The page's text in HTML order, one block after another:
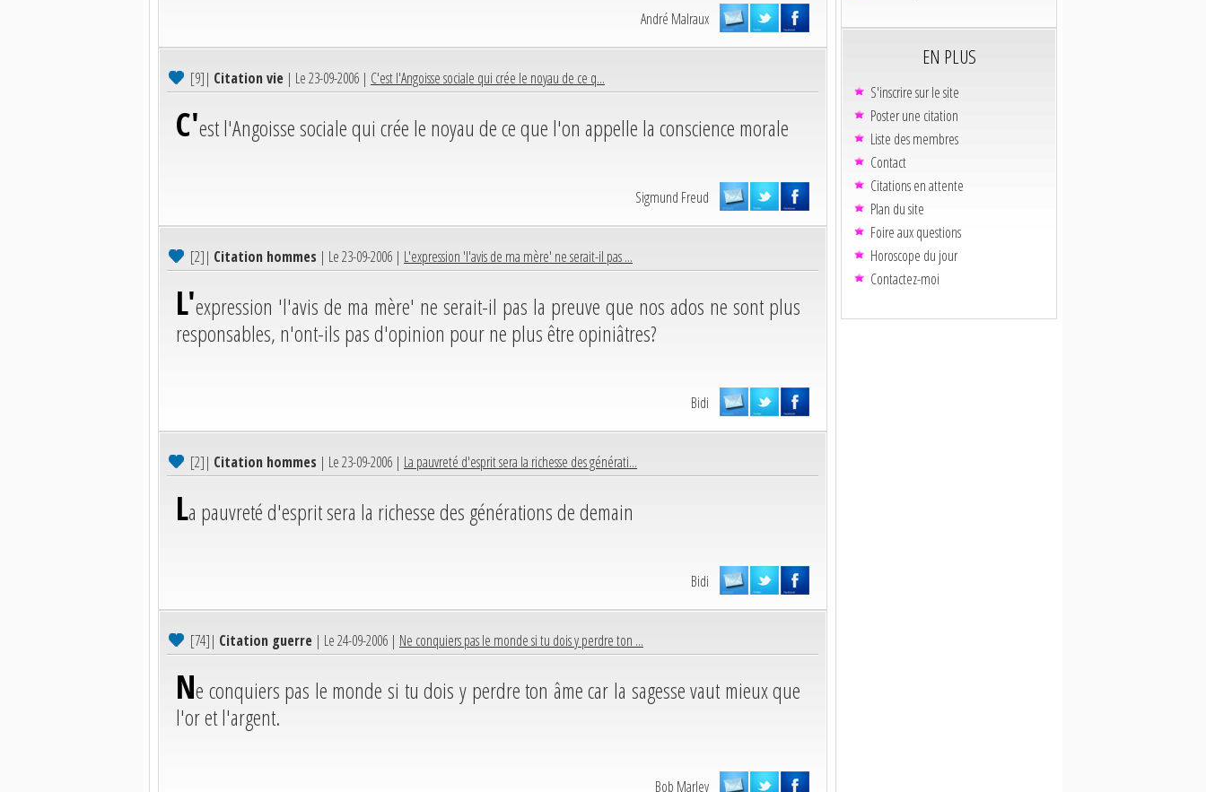
André Malraux
[9]| Citation vie | Le 23-09-2006 | C'est l'Angoisse sociale qui crée le noyau de ce q...
C'est l'Angoisse sociale qui crée le noyau de ce que l'on appelle la conscience morale
Sigmund Freud
[2]| Citation hommes | Le 23-09-2006 | L'expression 'l'avis de ma mère' ne serait-il pas ...
L'expression 'l'avis de ma mère' ne serait-il pas la preuve que nos ados ne sont plus
responsables, n'ont-ils pas d'opinion pour ne plus être opiniâtres?
Bidi
[2]| Citation hommes | Le 23-09-2006 | La pauvreté d'esprit sera la richesse des générati...
La pauvreté d'esprit sera la richesse des générations de demain
Bidi
[74]| Citation guerre | Le 24-09-2006 | Ne conquiers pas le monde si tu dois y perdre ton ...
Ne conquiers pas le monde si tu dois y perdre ton âme car la sagesse vaut mieux que
l'or et l'argent.
Bob Marley
EN PLUS
S'inscrire sur le site
Poster une citation
Liste des membres
Contact
Citations en attente
Plan du site
Foire aux questions
Horoscope du jour
Contactez-moi